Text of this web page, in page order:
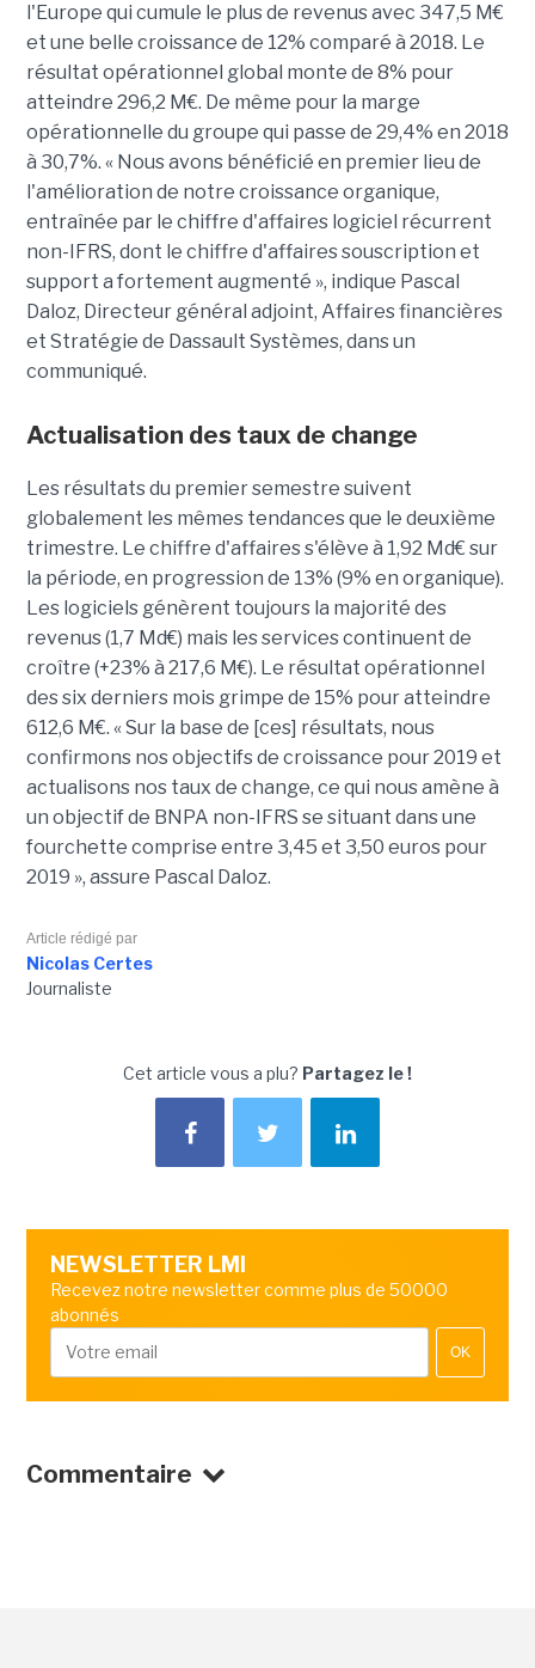
l'Europe qui cumule le plus de revenus avec 347,5 M€
et une belle croissance de 12% comparé à 2018. Le
résultat opérationnel global monte de 8% pour
atteindre 296,2 M€. De même pour la marge
opérationnelle du groupe qui passe de 29,4% en 2018
à 30,7%. « Nous avons bénéficié en premier lieu de
l'amélioration de notre croissance organique,
entraînée par le chiffre d'affaires logiciel récurrent
non-IFRS, dont le chiffre d'affaires souscription et
support a fortement augmenté », indique Pascal
Daloz, Directeur général adjoint, Affaires financières
et Stratégie de Dassault Systèmes, dans un
communiqué.
Actualisation des taux de change
Les résultats du premier semestre suivent
globalement les mêmes tendances que le deuxième
trimestre. Le chiffre d'affaires s'élève à 1,92 Md€ sur
la période, en progression de 13% (9% en organique).
Les logiciels génèrent toujours la majorité des
revenus (1,7 Md€) mais les services continuent de
croître (+23% à 217,6 M€). Le résultat opérationnel
des six derniers mois grimpe de 15% pour atteindre
612,6 M€. « Sur la base de [ces] résultats, nous
confirmons nos objectifs de croissance pour 2019 et
actualisons nos taux de change, ce qui nous amène à
un objectif de BNPA non-IFRS se situant dans une
fourchette comprise entre 3,45 et 3,50 euros pour
2019 », assure Pascal Daloz.
Article rédigé par
Nicolas Certes
Journaliste
Cet article vous a plu? Partagez le !
NEWSLETTER LMI
Recevez notre newsletter comme plus de 50000
abonnés
OK
Commentaire